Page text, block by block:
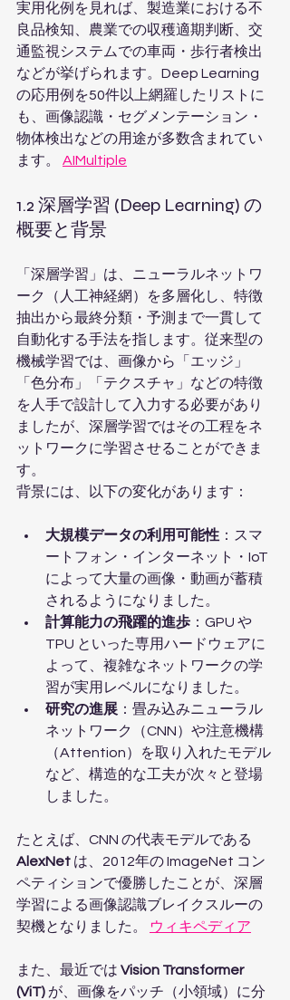
実用化例を見れば、製造業における不
良品検知、農業での収穫適期判断、交
通監視システムでの車両・歩行者検出
などが挙げられます。Deep Learning
の応用例を50件以上網羅したリストに
も、画像認識・セグメンテーション・
物体検出などの用途が多数含まれてい
ます。 AIMultiple
1.2 深層学習 (Deep Learning) の
概要と背景
「深層学習」は、ニューラルネットワ
ーク（人工神経網）を多層化し、特徴
抽出から最終分類・予測まで一貫して
自動化する手法を指します。従来型の
機械学習では、画像から「エッジ」
「色分布」「テクスチャ」などの特徴
を人手で設計して入力する必要があり
ましたが、深層学習ではその工程をネ
ットワークに学習させることができま
す。
背景には、以下の変化があります：
大規模データの利用可能性 ：スマ
ートフォン・インターネット・IoT
によって大量の画像・動画が蓄積
されるようになりました。
計算能力の飛躍的進歩 ：GPU や
TPU といった専用ハードウェアに
よって、複雑なネットワークの学
習が実用レベルになりました。
研究の進展 ：畳み込みニューラル
ネットワーク（CNN）や注意機構
（Attention）を取り入れたモデル
など、構造的な工夫が次々と登場
しました。
たとえば、CNN の代表モデルである
AlexNet は、2012年の ImageNet コン
ペティションで優勝したことが、深層
学習による画像認識ブレイクスルーの
契機となりました。
ウィキペディア
また、最近では Vision Transformer
(ViT) が、画像をパッチ（小領域）に分